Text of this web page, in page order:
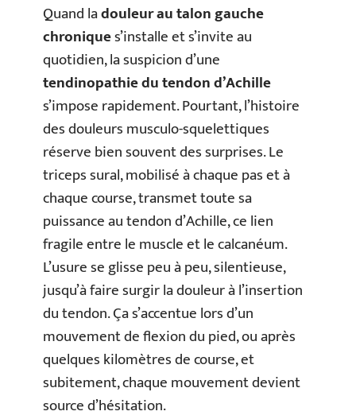
Quand ladouleur au talon gauche
chroniques’installe et s’invite au
quotidien, la suspicion d’une
tendinopathie du tendon d’Achille
s’impose rapidement. Pourtant, l’histoire
des douleurs musculo-squelettiques
réserve bien souvent des surprises. Le
triceps sural, mobilisé à chaque pas et à
chaque course, transmet toute sa
puissance au tendon d’Achille, ce lien
fragile entre le muscle et le calcanéum.
L’usure se glisse peu à peu, silentieuse,
jusqu’à faire surgir la douleur à l’insertion
du tendon. Ça s’accentue lors d’un
mouvement de flexion du pied, ou après
quelques kilomètres de course, et
subitement, chaque mouvement devient
source d’hésitation.